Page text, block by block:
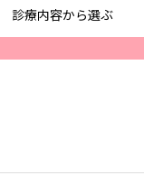
診療内容から選ぶ